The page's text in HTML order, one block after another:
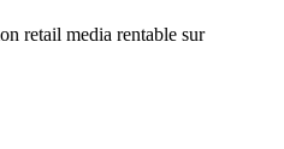
retail media rentable sur